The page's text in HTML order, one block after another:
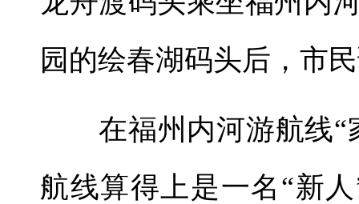
园的绘春湖码头后，市
在福州内河游航线“
航线算得上是一名“新